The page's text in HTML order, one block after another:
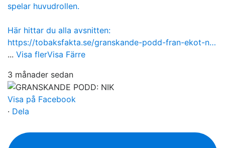
spelar huvudrollen.
Här hittar du alla avsnitten:
https://tobaksfakta.se/granskande-podd-fran-ekot-n…
... Visa flerVisa Färre
3 månader sedan
Visa på Facebook
· Dela